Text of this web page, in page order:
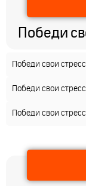
Победи
Победи свои
Победи свои
Победи свои